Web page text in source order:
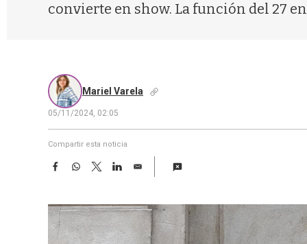
convierte en show. La función del 27
Mariel Varela
05/11/2024, 02:05
Compartir esta noticia
F
e
b
o
W
t
s
A
T
w
t
t
e
L
k
e
d
E
i
l